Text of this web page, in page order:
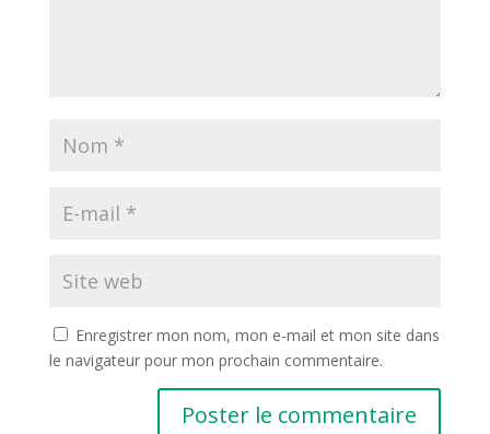
Enregistrer mon nom, mon e-mail et mon site dans
le navigateur pour mon prochain commentaire.